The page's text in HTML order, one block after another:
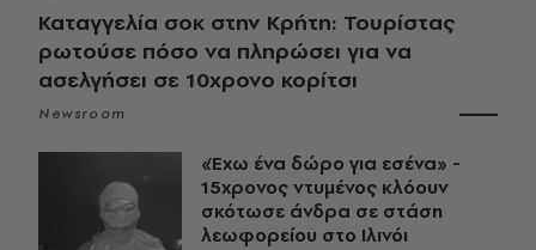
Καταγγελία σοκ στην Κρήτη: Τουρίστας
ρωτούσε πόσο να πληρώσει για να
ασελγήσει σε 10χρονο κορίτσι
Newsroom
«Έχω ένα δώρο για εσένα» -
15χρονος ντυμένος κλόουν
σκότωσε άνδρα σε στάση
λεωφορείου στο Ιλινόι